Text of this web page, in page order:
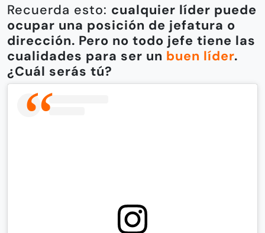
Recuerda esto: cualquier líder puede
ocupar una posición de jefatura o
dirección. Pero no todo jefe tiene las
cualidades para ser un buen líder.
¿Cuál serás tú?